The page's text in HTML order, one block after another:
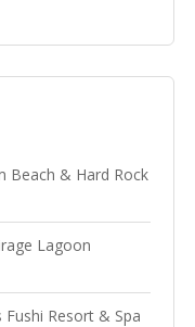
Beach & Hard Rock
Lagoon
Resort & Spa